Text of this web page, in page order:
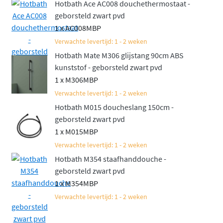
Hotbath Ace AC008 douchethermostaat -
geborsteld zwart pvd
1 x AC008MBP
Verwachte levertijd: 1 - 2 weken
Hotbath Mate M306 glijstang 90cm ABS
kunststof - geborsteld zwart pvd
1 x M306MBP
Verwachte levertijd: 1 - 2 weken
Hotbath M015 doucheslang 150cm -
geborsteld zwart pvd
1 x M015MBP
Verwachte levertijd: 1 - 2 weken
Hotbath M354 staafhanddouche -
geborsteld zwart pvd
1 x M354MBP
Verwachte levertijd: 1 - 2 weken